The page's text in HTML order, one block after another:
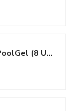
Floculante CTX-39 PoolGel (8 Unidades)